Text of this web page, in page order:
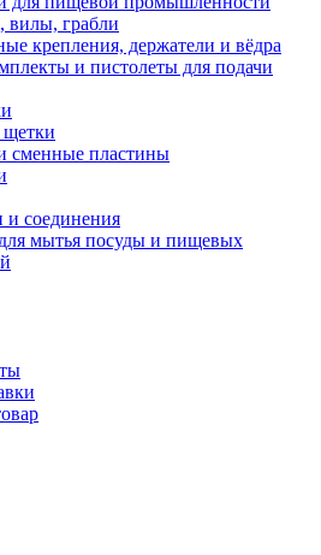
вилы, грабли
крепления, держатели и вёдра
и пистолеты для подачи
сменные пластины
соединения
мытья посуды и пищевых